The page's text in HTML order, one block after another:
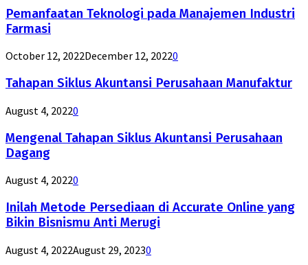
Pemanfaatan Teknologi pada Manajemen Industri
Farmasi
October 12, 2022December 12, 20220
Tahapan Siklus Akuntansi Perusahaan Manufaktur
August 4, 20220
Mengenal Tahapan Siklus Akuntansi Perusahaan
Dagang
August 4, 20220
Inilah Metode Persediaan di Accurate Online yang
Bikin Bisnismu Anti Merugi
August 4, 2022August 29, 20230